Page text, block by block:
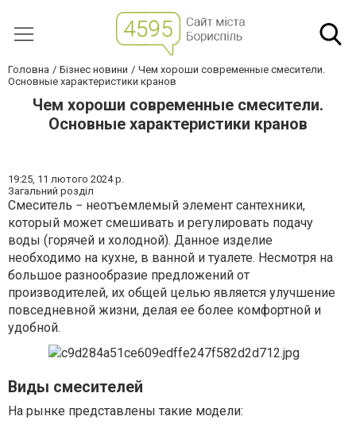
Головна Бізнес новини
Чем хороши современные смесители.
Основные характеристики кранов
Чем хороши современные смесители.
Основные характеристики кранов
19:25, 11 лютого 2024 р.
Загальний розділ
Смеситель − неотъемлемый элемент сантехники,
который может смешивать и регулировать подачу
воды (горячей и холодной). Данное изделие
необходимо на кухне, в ванной и туалете. Несмотря на
большое разнообразие предложений от
производителей, их общей целью является улучшение
повседневной жизни, делая ее более комфортной и
удобной.
Виды смесителей
На рынке представлены такие модели: